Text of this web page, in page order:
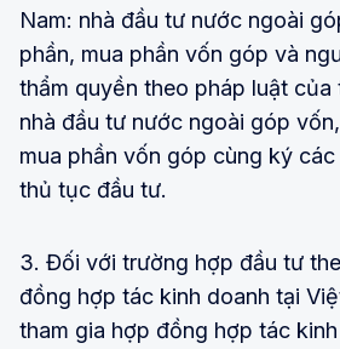
Nam: nhà đầu tư nước ngoài
phần, mua phần vốn góp và
thẩm quyền theo pháp luật
nhà đầu tư nước ngoài góp
mua phần vốn góp cùng ký
thủ tục đầu tư.
3. Đối với trường hợp đầu tư
đồng hợp tác kinh doanh tại
tham gia hợp đồng hợp tác